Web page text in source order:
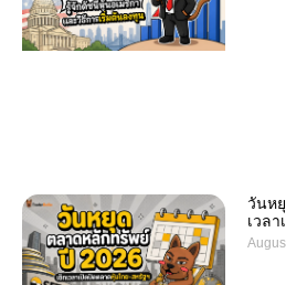
วันห
เวล